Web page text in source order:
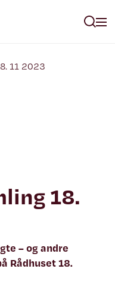
11 2023
18.
– og andre
Rådhuset 18.